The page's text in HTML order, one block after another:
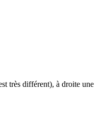
très différent), à droite une